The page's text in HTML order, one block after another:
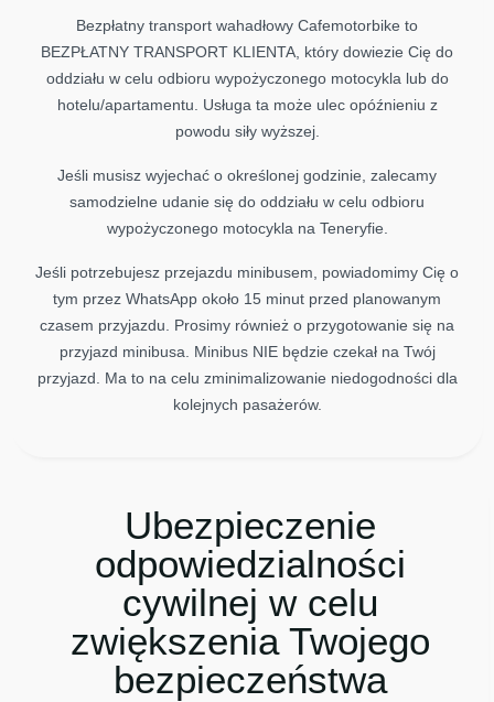
Bezpłatny transport wahadłowy Cafemotorbike to
BEZPŁATNY TRANSPORT KLIENTA, który dowiezie Cię do
oddziału w celu odbioru wypożyczonego motocykla lub do
hotelu/apartamentu. Usługa ta może ulec opóźnieniu z
powodu siły wyższej.
Jeśli musisz wyjechać o określonej godzinie, zalecamy
samodzielne udanie się do oddziału w celu odbioru
wypożyczonego motocykla na Teneryfie.
Jeśli potrzebujesz przejazdu minibusem, powiadomimy Cię o
tym przez WhatsApp około 15 minut przed planowanym
czasem przyjazdu. Prosimy również o przygotowanie się na
przyjazd minibusa. Minibus NIE będzie czekał na Twój
przyjazd. Ma to na celu zminimalizowanie niedogodności dla
kolejnych pasażerów.
Ubezpieczenie
odpowiedzialności
cywilnej w celu
zwiększenia Twojego
bezpieczeństwa